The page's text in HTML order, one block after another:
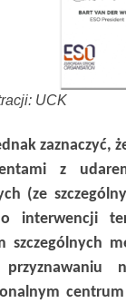
UCK
zaznaczyć,
z
(ze
interwencji
szczególnych